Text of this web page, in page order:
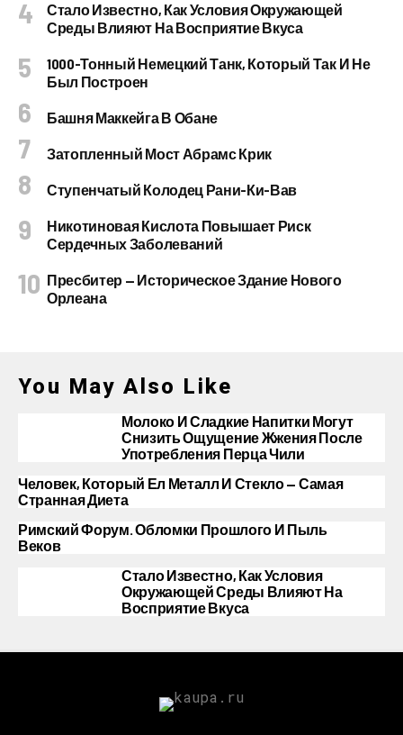
Стало Известно, Как Условия Окружающей
Среды Влияют На Восприятие Вкуса
1000-Тонный Немецкий Танк, Который Так И Не
Был Построен
Башня Маккейга В Обане
Затопленный Мост Абрамс Крик
Ступенчатый Колодец Рани-Ки-Вав
Никотиновая Кислота Повышает Риск
Сердечных Заболеваний
Пресбитер — Историческое Здание Нового
Орлеана
You May Also Like
Молоко И Сладкие Напитки Могут
Снизить Ощущение Жжения После
Употребления Перца Чили
Человек, Который Ел Металл И Стекло — Самая
Странная Диета
Римский Форум. Обломки Прошлого И Пыль
Веков
Стало Известно, Как Условия
Окружающей Среды Влияют На
Восприятие Вкуса